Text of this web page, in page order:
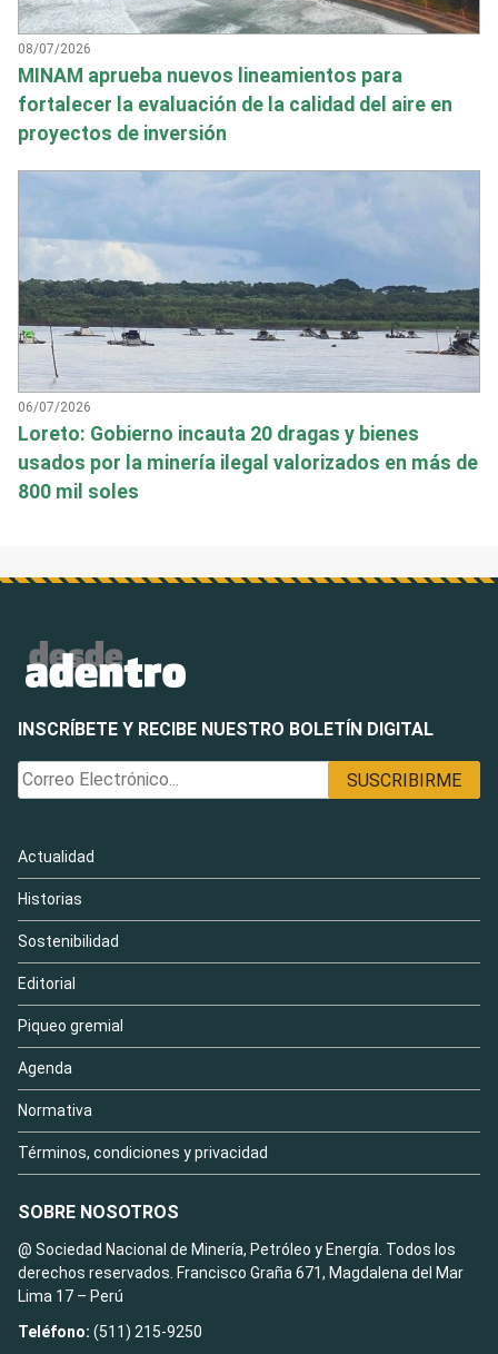
08/07/2026
MINAM aprueba nuevos lineamientos para
fortalecer la evaluación de la calidad del aire en
proyectos de inversión
06/07/2026
Loreto: Gobierno incauta 20 dragas y bienes
usados por la minería ilegal valorizados en más de
800 mil soles
INSCRÍBETE Y RECIBE NUESTRO BOLETÍN DIGITAL
Actualidad
Historias
Sostenibilidad
Editorial
Piqueo gremial
Agenda
Normativa
Términos, condiciones y privacidad
SOBRE NOSOTROS
@ Sociedad Nacional de Minería, Petróleo y Energía. Todos los
derechos reservados. Francisco Graña 671, Magdalena del Mar
Lima 17 – Perú
Teléfono: (511) 215-9250